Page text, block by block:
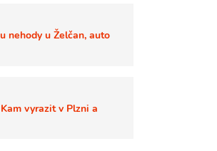
nehody u Želčan, auto
vyrazit v Plzni a